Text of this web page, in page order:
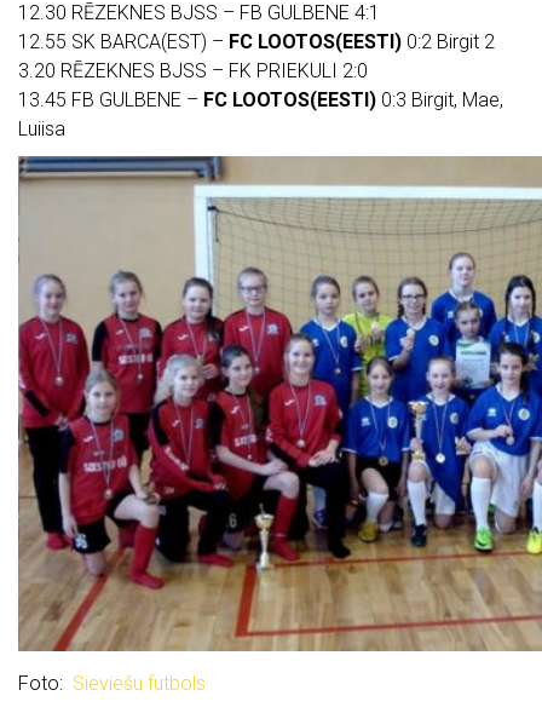
12.30 RĒZEKNES BJSS – FB GULBENE 4:1
12.55 SK BARCA(EST) – FC LOOTOS(EESTI) 0:2 Birgit 2
3.20 RĒZEKNES BJSS – FK PRIEKULI 2:0
13.45 FB GULBENE – FC LOOTOS(EESTI) 0:3 Birgit, Mae,
Luiisa
Foto: Sieviešu futbols